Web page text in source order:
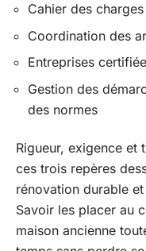
Cahier des
Coordination des
Entreprises
Gestion des
des normes
Rigueur, exigence et
ces trois repères
rénovation durable
Savoir les placer au
maison ancienne